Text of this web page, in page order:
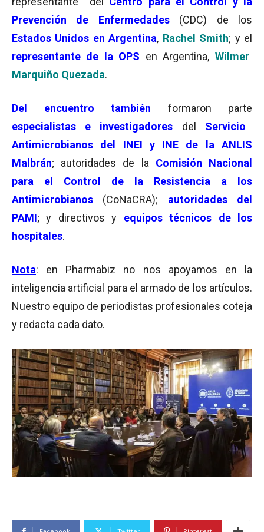
Prevención de Enfermedades
(CDC) de los
Estados Unidos en Argentina, Rachel Smith; y el
representante de la OPS en Argentina, Wilmer
Marquiño Quezada.
Del encuentro también formaron parte
especialistas e investigadores del Servicio
Antimicrobianos del INEI y INE de la ANLIS
Malbrán; autoridades de la Comisión Nacional
para el Control de la Resistencia a los
Antimicrobianos
(CoNaCRA); autoridades del
PAMI; y directivos y equipos técnicos de los
hospitales.
Nota: en Pharmabiz no nos apoyamos en la
inteligencia artificial para el armado de los artículos.
Nuestro equipo de periodistas profesionales coteja
y redacta cada dato.